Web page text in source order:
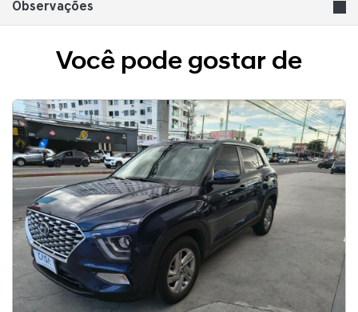
Observações
Você pode gostar de